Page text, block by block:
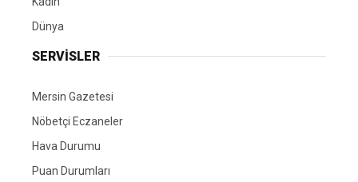
Dünya
SERVİSLER
Mersin Gazetesi
Nöbetçi Eczaneler
Hava Durumu
Puan Durumları